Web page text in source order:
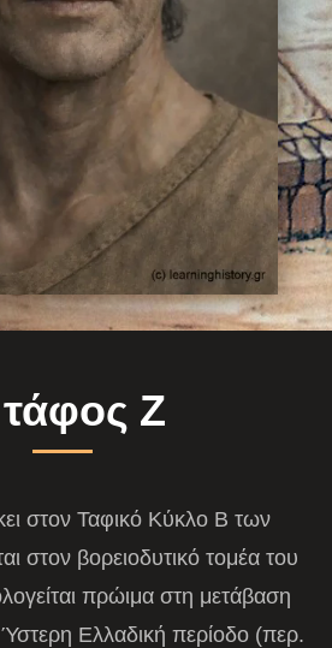
Ζ
στον Ταφικό Κύκλο Β των
στον βορειοδυτικό τομέα του
πρώιμα στη μετάβαση
Ελλαδική περίοδο (περ.